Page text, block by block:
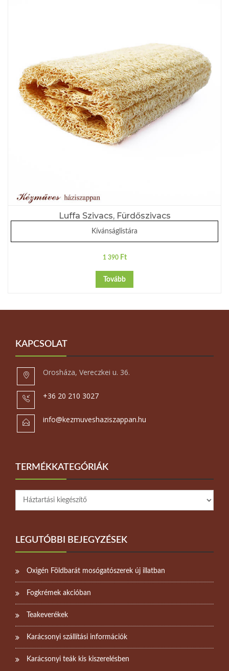
Luffa Szivacs, Fürdőszivacs
Kívánságlistára
1 390 Ft
Tovább
KAPCSOLAT
Orosháza, Vereczkei u. 36.
+36 20 210 3027
info@kezmuveshaziszappan.hu
TERMÉKKATEGÓRIÁK
LEGUTÓBBI BEJEGYZÉSEK
Oxigén Földbarát mosógatószerek új illatban
Fogkrémek akcióban
Teakeverékek
Karácsonyi szállítási információk
Karácsonyi teák kis kiszerelésben